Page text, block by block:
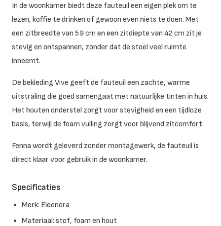
In de woonkamer biedt deze fauteuil een eigen plek om te
lezen, koffie te drinken of gewoon even niets te doen. Met
een zitbreedte van 59 cm en een zitdiepte van 42 cm zit je
stevig en ontspannen, zonder dat de stoel veel ruimte
inneemt.
De bekleding Vive geeft de fauteuil een zachte, warme
uitstraling die goed samengaat met natuurlijke tinten in huis.
Het houten onderstel zorgt voor stevigheid en een tijdloze
basis, terwijl de foam vulling zorgt voor blijvend zitcomfort.
Fenna wordt geleverd zonder montagewerk, de fauteuil is
direct klaar voor gebruik in de woonkamer.
Specificaties
Merk: Eleonora
Materiaal: stof, foam en hout